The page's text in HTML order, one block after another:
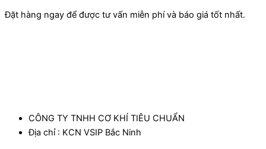
Đặt hàng ngay để được tư vấn miễn phí và báo giá tốt nhất.
CÔNG TY TNHH CƠ KHÍ TIÊU CHUẨN
Địa chỉ : KCN VSIP Bắc Ninh